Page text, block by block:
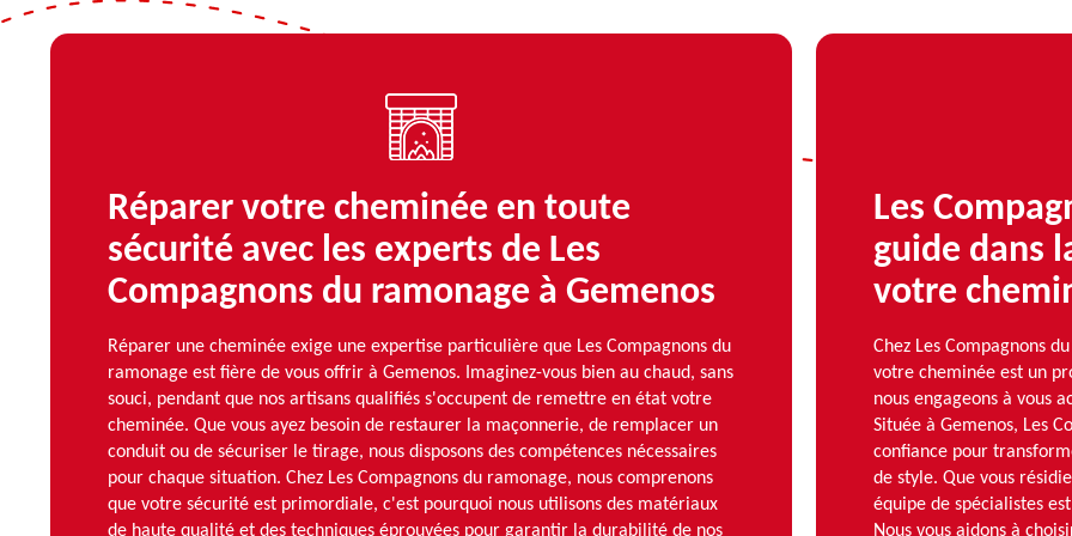
Réparer votre cheminée en toute
sécurité avec les experts de Les
Compagnons du ramonage à Gemenos
Réparer une cheminée exige une expertise particulière que Les Compagnons du
ramonage est fière de vous offrir à Gemenos. Imaginez-vous bien au chaud, sans
souci, pendant que nos artisans qualifiés s'occupent de remettre en état votre
cheminée. Que vous ayez besoin de restaurer la maçonnerie, de remplacer un
conduit ou de sécuriser le tirage, nous disposons des compétences nécessaires
pour chaque situation. Chez Les Compagnons du ramonage, nous comprenons
que votre sécurité est primordiale, c'est pourquoi nous utilisons des matériaux
de haute qualité et des techniques éprouvées pour garantir la durabilité de nos
Les
guide dans
votre
Chez Les Compagnons
votre cheminée est un
nous engageons à vous
Située à Gemenos, Les
confiance pour
de style. Que vous
équipe de spécialistes
Nous vous aidons à